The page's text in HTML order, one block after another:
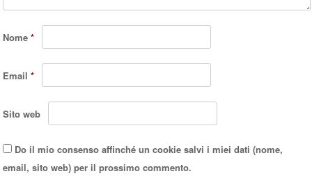
Nome*
Email*
Sito web
Do il mio consenso affinché un cookie salvi i miei dati (nome,
email, sito web) per il prossimo commento.